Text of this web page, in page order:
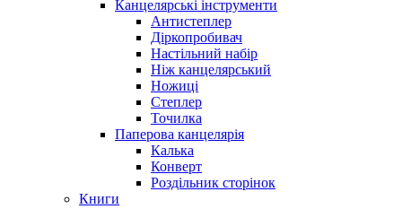
Канцелярські інструменти
Антистеплер
Діркопробивач
Настільний набір
Ніж канцелярський
Ножиці
Степлер
Точилка
Паперова канцелярія
Калька
Конверт
Роздільник сторінок
Книги